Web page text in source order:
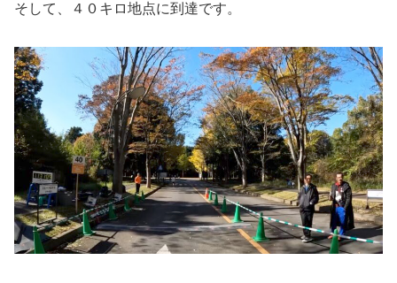
そして、４０キロ地点に到達です。